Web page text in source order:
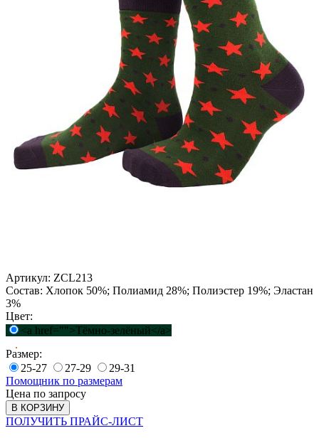
Артикул: ZCL213
Состав: Хлопок 50%; Полиамид 28%; Полиэстер 19%; Эластан
3%
Цвет:
<a href="">Тёмно-зелёный</a>
Размер:
25-27
27-29
29-31
Помощник по размерам
Цена по запросу
В КОРЗИНУ
ПОЛУЧИТЬ ПРАЙС-ЛИСТ